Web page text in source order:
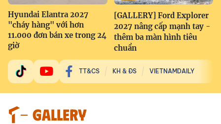
Hyundai Elantra 2027
"cháy hàng" với hơn
11.000 đơn bán xe trong 24
giờ
[GALLERY] Ford Explorer
2027 nâng cấp mạnh tay -
thêm ba màn hình tiêu
chuẩn
TT&CS KH & ĐS VIETNAMDAILY
GALLERY